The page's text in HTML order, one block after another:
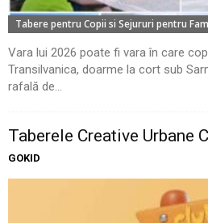
Tabere pentru Copii si Sejururi pentru
Vara lui 2026 poate fi vara în care
Transilvanica, doarme la cort sub
rafală de...
Taberele Creative Urbane
GOKID